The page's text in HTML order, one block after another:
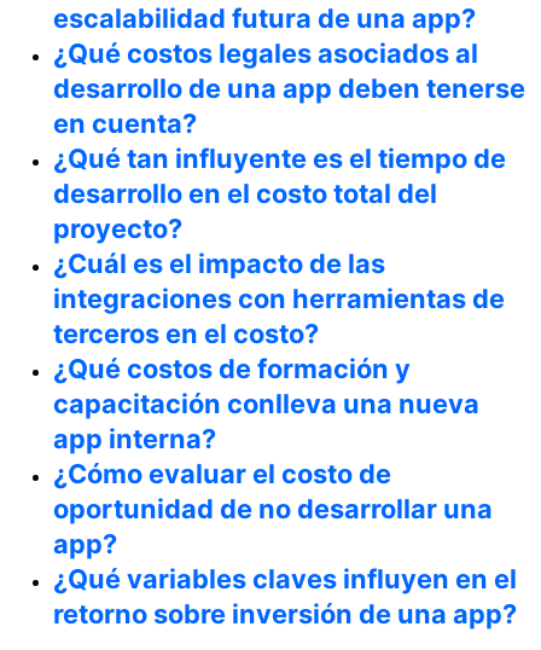
escalabilidad futura de una app?
¿Qué costos legales asociados al
desarrollo de una app deben tenerse
en cuenta?
¿Qué tan influyente es el tiempo de
desarrollo en el costo total del
proyecto?
¿Cuál es el impacto de las
integraciones con herramientas de
terceros en el costo?
¿Qué costos de formación y
capacitación conlleva una nueva
app interna?
¿Cómo evaluar el costo de
oportunidad de no desarrollar una
app?
¿Qué variables claves influyen en el
retorno sobre inversión de una app?